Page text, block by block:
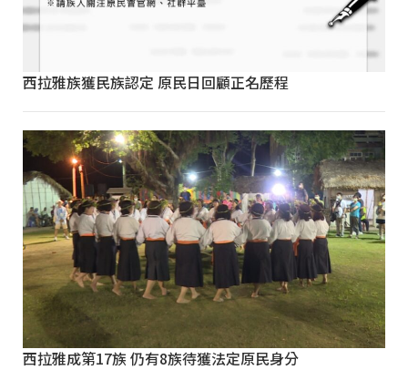
西拉雅族獲民族認定 原民日回顧正名歷程
西拉雅成第17族 仍有8族待獲法定原民身分